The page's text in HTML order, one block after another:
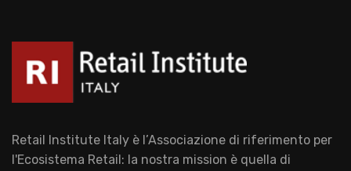
Retail Institute Italy è l’Associazione di riferimento per
l'Ecosistema Retail: la nostra mission è quella di